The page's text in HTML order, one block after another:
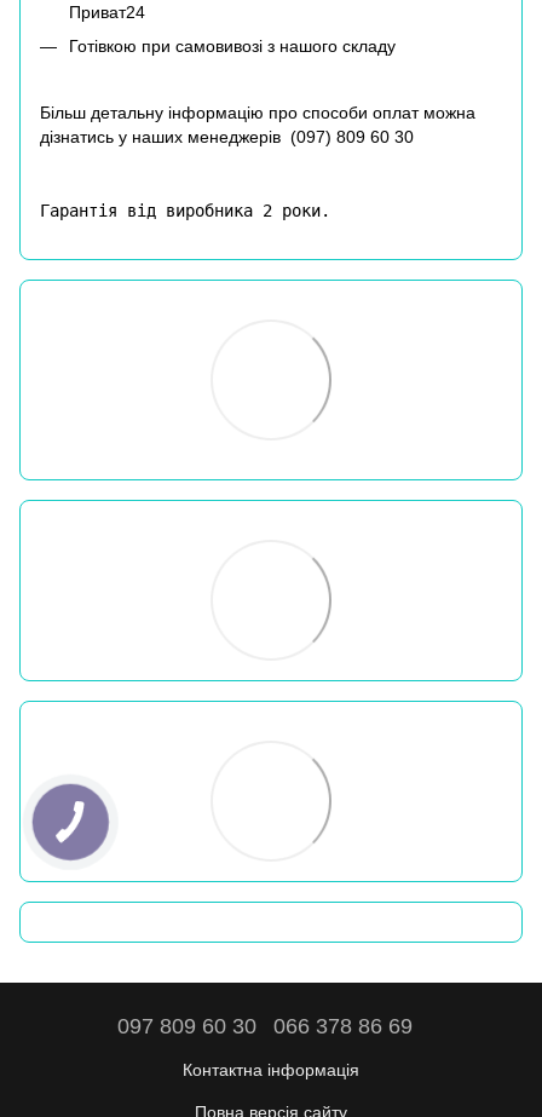
Приват24
Готівкою при самовивозі з нашого складу
Більш детальну інформацію про способи оплат можна
дізнатись у наших менеджерів (097) 809 60 30
Гарантія від виробника 2 роки.
097 809 60 30 066 378 86 69
Контактна інформація
Повна версія сайту